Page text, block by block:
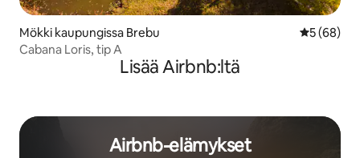
Mökki kaupungissa Brebu
5 (68)
Cabana Loris, tip A
Lisää Airbnb:ltä
Airbnb-elämykset